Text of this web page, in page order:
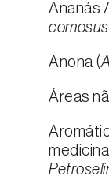
Ananás
comosus
Anona (
Áreas